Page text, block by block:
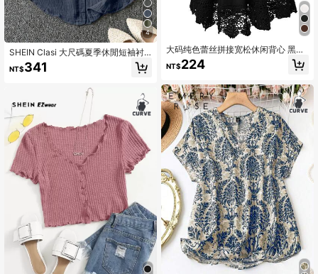
4
SHEIN Clasi 大尺碼夏季休閒短袖衬
衫，翻領、前排鈕扣、口袋設計
NT$341
大码纯色蕾丝拼接宽松休闲背心 黑色
夏季
NT$224